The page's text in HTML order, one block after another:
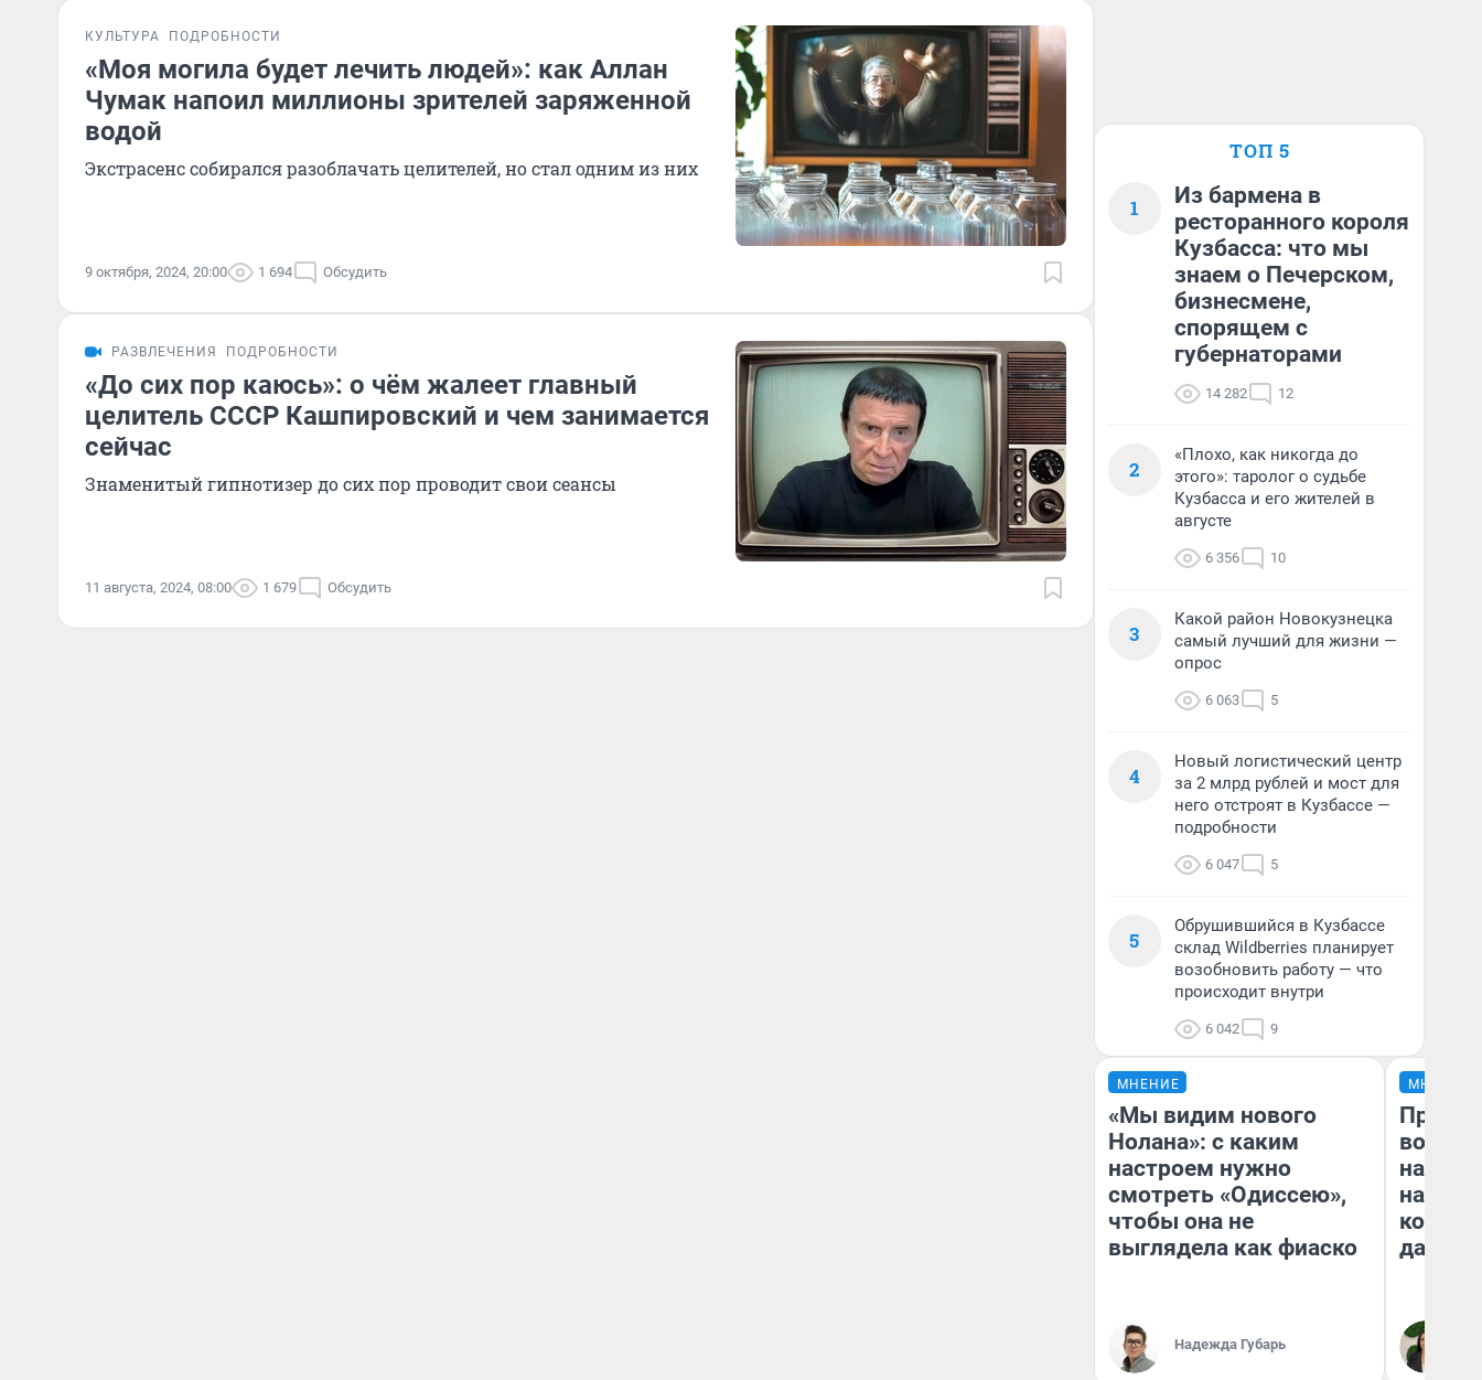
КУЛЬТУРА ПОДРОБНОСТИ
«Моя могила будет лечить людей»: как Аллан
Чумак напоил миллионы зрителей заряженной
водой
Экстрасенс собирался разоблачать целителей, но стал одним из них
9 октября, 2024, 20:00 1 694 Обсудить
РАЗВЛЕЧЕНИЯ ПОДРОБНОСТИ
«До сих пор каюсь»: о чём жалеет главный
целитель СССР Кашпировский и чем занимается
сейчас
Знаменитый гипнотизер до сих пор проводит свои сеансы
11 августа, 2024, 08:00 1 679 Обсудить
ТОП 5
1
Из бармена в
ресторанного короля
Кузбасса: что мы
знаем о Печерском,
бизнесмене,
спорящем с
губернаторами
14 282 12
2
«Плохо, как никогда до
этого»: таролог о судьбе
Кузбасса и его жителей в
августе
6 356 10
3
Какой район Новокузнецка
самый лучший для жизни —
опрос
6 063 5
4
Новый логистический центр
за 2 млрд рублей и мост для
него отстроят в Кузбассе —
подробности
6 047 5
5
Обрушившийся в Кузбассе
склад Wildberries планирует
возобновить работу — что
происходит внутри
6 042 9
МНЕНИЕ
«Мы видим нового
Нолана»: с каким
настроем нужно
смотреть «Одиссею»,
чтобы она не
выглядела как фиаско
Надежда Губарь
МНЕНИЕ
нам
даже